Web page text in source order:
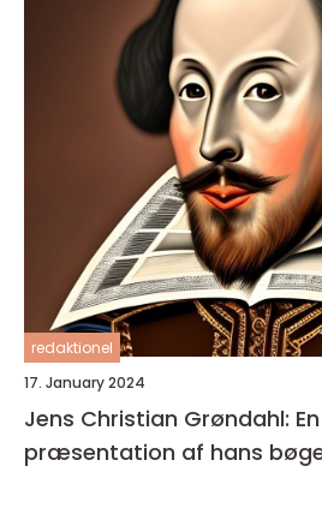
redaktionel
17. January 2024
Jens Christian Grøndahl:
præsentation af hans